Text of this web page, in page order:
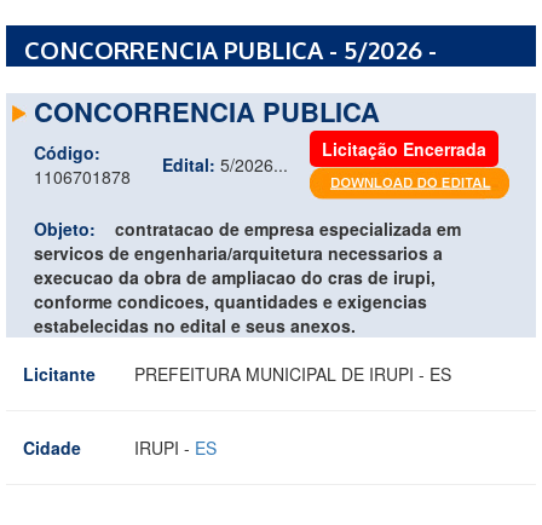
CONCORRENCIA PUBLICA - 5/2026 -
CONCORRENCIA PUBLICA
Código:
1106701878
Edital: 5/2026...
Licitação Encerrada
Objeto:
contratacao de empresa especializada em
servicos de engenharia/arquitetura necessarios a
execucao da obra de ampliacao do cras de irupi,
conforme condicoes, quantidades e exigencias
estabelecidas no edital e seus anexos.
Licitante
PREFEITURA MUNICIPAL DE IRUPI - ES
Cidade IRUPI - ES